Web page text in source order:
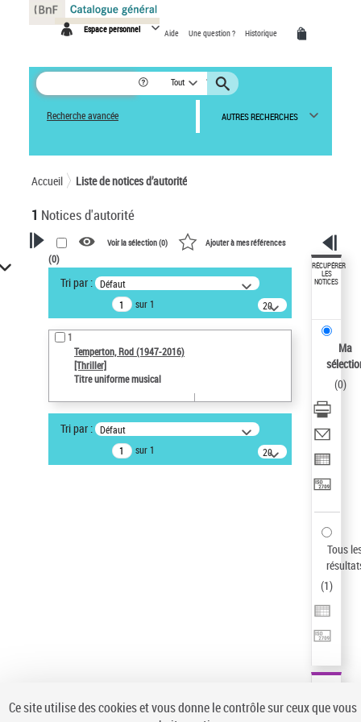
Espace personnel Aide Une question ? Historique
Tout
Recherche avancée AUTRES RECHERCHES
Accueil Liste de notices d’autorité
1 Notices d'autorité
VOTRE RECHERCHE
Recherche avancée dans les
notices d’autorité
Œuvres liées à l'auteur :
Temperton, Rod (1947-2016)
Sauvegarder votre recherche
AFFINER
Type de notice d'autorité
Voir la sélection (0) Ajouter à mes références
(0)
Tri par : Défaut
sur 1
20
résultats/page
1
Temperton, Rod (1947-2016)
[Thriller]
Titre uniforme musical
Tri par : Défaut
sur 1
20
résultats/page
RÉCUPÉRER
LES
NOTICES
Ma
(0)
Tous
(1)
Panneau de gestion des cookies
Ce site utilise des cookies et vous donne le contrôle sur ceux que vous